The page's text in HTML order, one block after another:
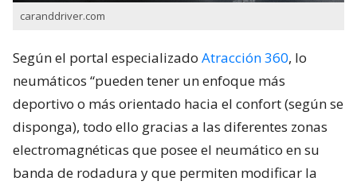
caranddriver.com
Según el portal especializado Atracción 360, lo
neumáticos “pueden tener un enfoque más
deportivo o más orientado hacia el confort (según se
disponga), todo ello gracias a las diferentes zonas
electromagnéticas que posee el neumático en su
banda de rodadura y que permiten modificar la